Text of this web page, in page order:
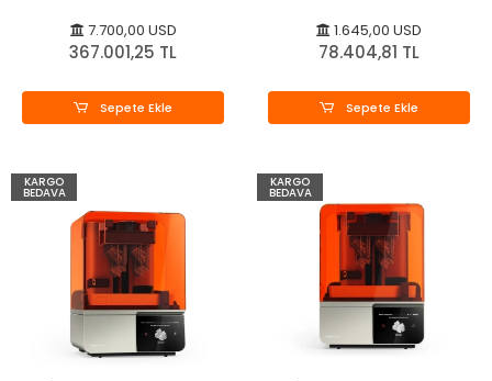
7.700,00 USD
367.001,25 TL
Sepete Ekle
1.645,00 USD
78.404,81 TL
Sepete Ekle
KARGO
BEDAVA
KARGO
BEDAVA